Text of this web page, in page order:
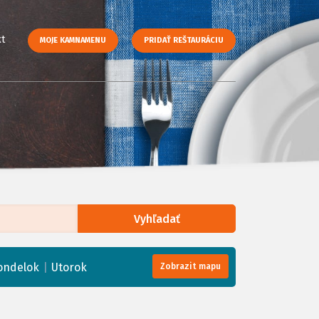
MOJE KAMNAMENU PRIDAŤ REŠTAURÁCIU
Vyhľadať
Utorok Zobrazit mapu